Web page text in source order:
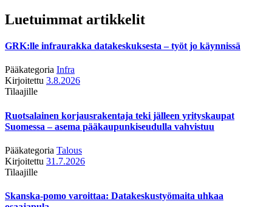
Luetuimmat artikkelit
GRK:lle infraurakka datakeskuksesta – työt jo käynnissä
Pääkategoria Infra
Kirjoitettu 3.8.2026
Tilaajille
Ruotsalainen korjausrakentaja teki jälleen yrityskaupat
Suomessa – asema pääkaupunkiseudulla vahvistuu
Pääkategoria Talous
Kirjoitettu 31.7.2026
Tilaajille
Skanska-pomo varoittaa: Datakeskustyömaita uhkaa